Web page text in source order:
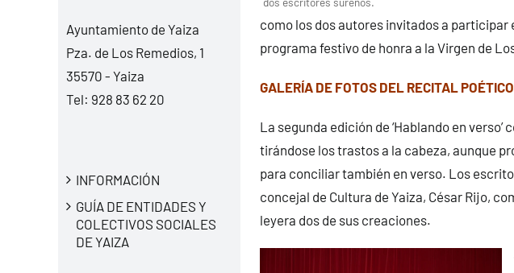
Ayuntamiento de Yaiza
Pza. de Los Remedios, 1
35570 - Yaiza
Tel: 928 83 62 20
INFORMACIÓN
GUÍA DE ENTIDADES Y
COLECTIVOS SOCIALES
DE YAIZA
como los dos autores invitados a
programa festivo de honra a la Virgen de
GALERÍA DE FOTOS DEL RECITAL POÉTICO
La segunda edición de ‘Hablando en
tirándose los trastos a la cabeza, aunque
para conciliar también en verso. Los
concejal de Cultura de Yaiza, César Rijo,
leyera dos de sus creaciones.